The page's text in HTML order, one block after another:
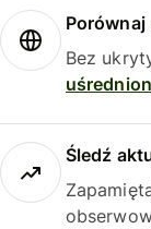
Porównaj
Bez
Śledź